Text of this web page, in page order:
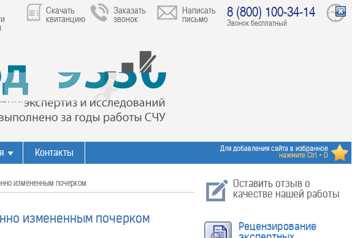
Скачать
квитанцию
Заказать
звонок
Написать
письмо 8 (800) 100-34-14
Звонок бесплатный
Контакты Для добавления сайта в избранное
нажмите Ctrl + D
измененным почерком
измененным почерком
Оставить отзыв о
качестве нашей работы
Рецензирование